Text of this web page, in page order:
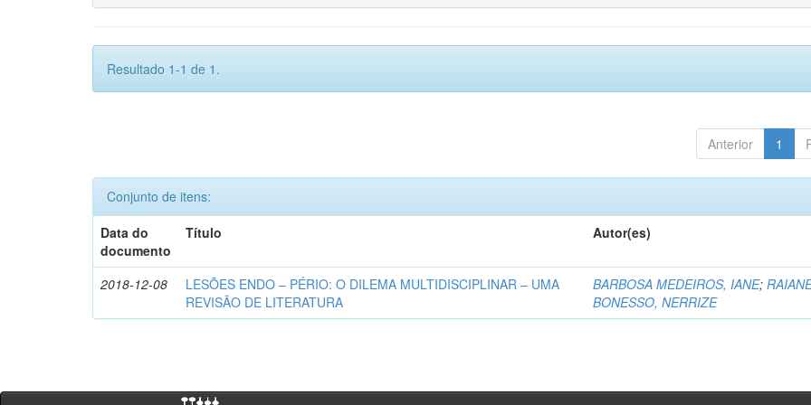
Resultado 1-1 de 1.
Anterior 1
Conjunto de itens:
Data do
documento
Título Autor(es)
2018-12-08
LESÕES ENDO – PÉRIO: O DILEMA MULTIDISCIPLINAR – UMA
REVISÃO DE LITERATURA
BARBOSA MEDEIROS, IANE;
BONESSO, NERRIZE